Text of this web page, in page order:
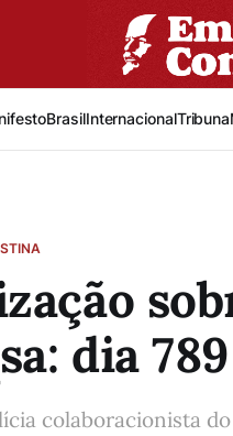
BrasilInternacionalTribuna
dia 789
colaboracionista